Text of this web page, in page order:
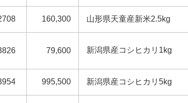
160,300 山形県天童産新米2.5kg
79,600 新潟県産コシヒカリ1kg
995,500 新潟県産コシヒカリ5kg